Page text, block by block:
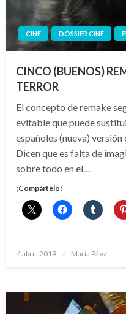
CINE DOSSIER CINE
CINCO (BUENOS)
TERROR
El concepto de remake
evitable que puede
españoles (nueva) versión
Dicen que es falta de
sobre todo en el…
¡Compártelo!
Publicado
4 abril, 2019 María Páez